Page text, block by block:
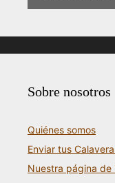
Sobre nosotros
Quiénes somos
Enviar tus
Nuestra página de